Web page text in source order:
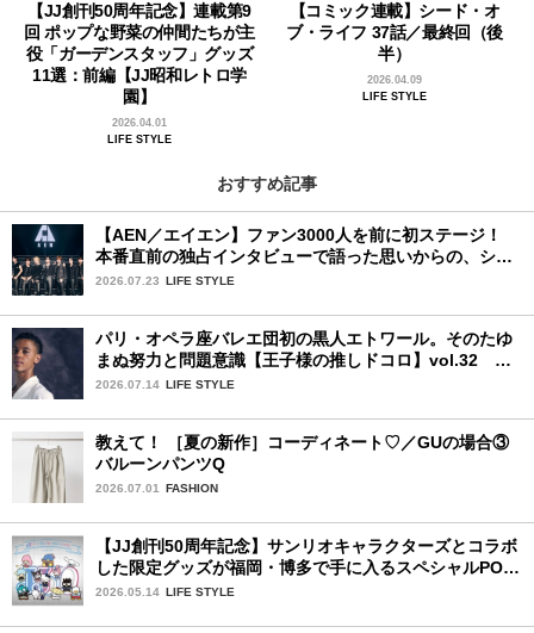
【JJ創刊50周年記念】連載第9
回 ポップな野菜の仲間たちが主
役「ガーデンスタッフ」グッズ
11選：前編【JJ昭和レトロ学
園】
2026.04.01
LIFE STYLE
【コミック連載】シード・オ
ブ・ライフ 37話／最終回（後
半）
2026.04.09
LIFE STYLE
おすすめ記事
【AEN／エイエン】ファン3000人を前に初ステージ！
本番直前の独占インタビューで語った思いからの、ショ
ーケース完全レポート！
2026.07.23 LIFE STYLE
パリ・オペラ座バレエ団初の黒人エトワール。そのたゆ
まぬ努力と問題意識【王子様の推しドコロ】vol.32 ギ
ヨーム・ディオップさん
2026.07.14 LIFE STYLE
教えて！ ［夏の新作］コーディネート♡／GUの場合③
バルーンパンツQ
2026.07.01 FASHION
【JJ創刊50周年記念】サンリオキャラクターズとコラボ
した限定グッズが福岡・博多で手に入るスペシャルPOP-
UPストア！
2026.05.14 LIFE STYLE